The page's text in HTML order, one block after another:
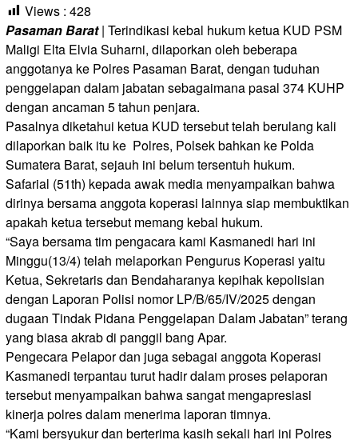
Views : 428
Pasaman Barat| Terindikasi kebal hukum ketua KUD PSM
Maligi Elta Elvia Suharni, dilaporkan oleh beberapa
anggotanya ke Polres Pasaman Barat, dengan tuduhan
penggelapan dalam jabatan sebagaimana pasal 374 KUHP
dengan ancaman 5 tahun penjara.
Pasalnya diketahui ketua KUD tersebut telah berulang kali
dilaporkan baik itu ke Polres, Polsek bahkan ke Polda
Sumatera Barat, sejauh ini belum tersentuh hukum.
Safarial (51th) kepada awak media menyampaikan bahwa
dirinya bersama anggota koperasi lainnya siap membuktikan
apakah ketua tersebut memang kebal hukum.
“Saya bersama tim pengacara kami Kasmanedi hari ini
Minggu(13/4) telah melaporkan Pengurus Koperasi yaitu
Ketua, Sekretaris dan Bendaharanya kepihak kepolisian
dengan Laporan Polisi nomor LP/B/65/IV/2025 dengan
dugaan Tindak Pidana Penggelapan Dalam Jabatan” terang
yang biasa akrab di panggil bang Apar.
Pengecara Pelapor dan juga sebagai anggota Koperasi
Kasmanedi terpantau turut hadir dalam proses pelaporan
tersebut menyampaikan bahwa sangat mengapresiasi
kinerja polres dalam menerima laporan timnya.
“Kami bersyukur dan berterima kasih sekali hari ini Polres